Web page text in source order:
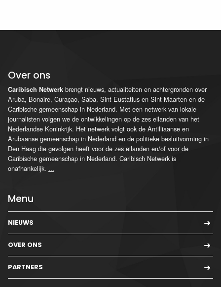
Over ons
Caribisch Netwerk brengt nieuws, actualiteiten en achtergronden over
Aruba, Bonaire, Curaçao, Saba, Sint Eustatius en Sint Maarten en de
Caribische gemeenschap in Nederland. Met een netwerk van lokale
journalisten volgen we de ontwikkelingen op de zes eilanden van het
Nederlandse Koninkrijk. Het netwerk volgt ook de Antilliaanse en
Arubaanse gemeenschap in Nederland en de politieke besluitvorming in
Den Haag die gevolgen heeft voor de zes eilanden en/of voor de
Caribische gemeenschap in Nederland. Caribisch Netwerk is
onafhankelijk. ...
Menu
NIEUWS
OVER ONS
PARTNERS